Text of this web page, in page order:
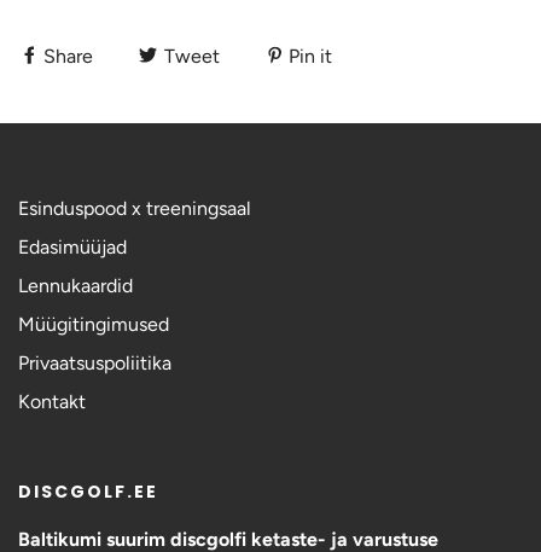
Share Tweet Pin it
Esinduspood x treeningsaal
Edasimüüjad
Lennukaardid
Müügitingimused
Privaatsuspoliitika
Kontakt
DISCGOLF.EE
Baltikumi suurim discgolfi ketaste- ja varustuse